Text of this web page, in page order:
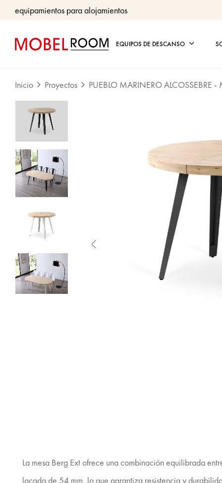
equipamientos para alojamientos
EQUIPOS DE DESCANSO
Inicio Proyectos PUEBLO MARINERO ALCOSSEBRE
La mesa Berg Ext ofrece una combinación equilibrada
lacada de 54 mm, lo que garantiza resistencia y